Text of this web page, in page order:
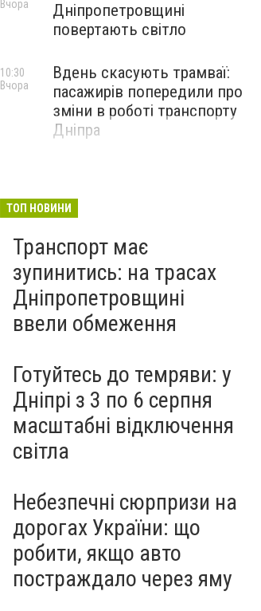
Дніпропетровщині
повертають світло
Вчора
Вдень скасують трамваї:
пасажирів попередили про
зміни в роботі транспорту
Дніпра
10:30
Вчора
ТОП НОВИНИ
Транспорт має
зупинитись: на трасах
Дніпропетровщині
ввели обмеження
Готуйтесь до темряви: у
Дніпрі з 3 по 6 серпня
масштабні відключення
світла
Небезпечні сюрпризи на
дорогах України: що
робити, якщо авто
постраждало через яму